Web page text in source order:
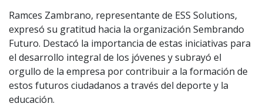
Ramces Zambrano, representante de ESS Solutions,
expresó su gratitud hacia la organización Sembrando
Futuro. Destacó la importancia de estas iniciativas para
el desarrollo integral de los jóvenes y subrayó el
orgullo de la empresa por contribuir a la formación de
estos futuros ciudadanos a través del deporte y la
educación.